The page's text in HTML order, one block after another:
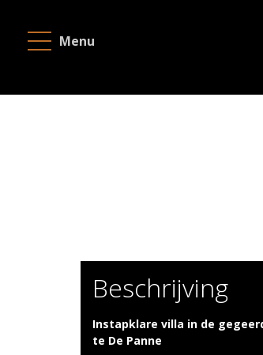
Menu
Te
Contacteer
ons
Over
Beschrijving
Instapklare villa in de
te De Panne